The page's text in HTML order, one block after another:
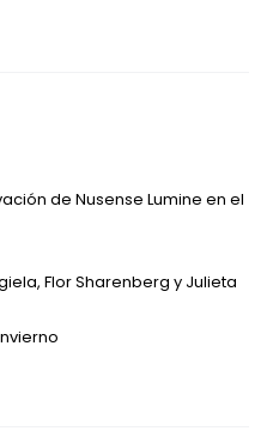
de Nusense Lumine en el
Flor Sharenberg y Julieta